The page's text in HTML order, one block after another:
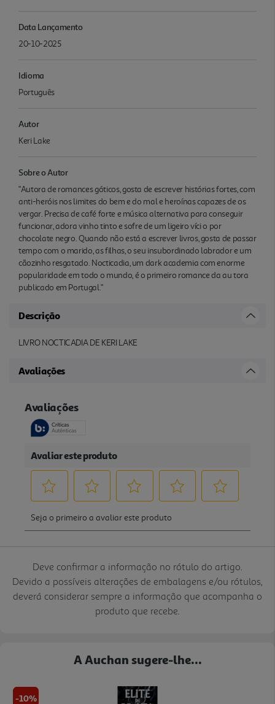
Data Lançamento
20-10-2025
Idioma
Português
Autor
Keri Lake
Sobre o Autor
"Autora de romances góticos, gosta de escrever histórias fortes, com
anti-heróis nos limites do bem e do mal e heroínas capazes de os
vergar. Precisa de café forte e música alternativa para conseguir
funcionar, adora vinho tinto e sofre de um ligeiro víci o por
chocolate negro. Quando não está a escrever livros, gosta de passar
tempo com o marido, as filhas, o seu insubordinado labrador e um
cãozinho resgatado. Nocticadia, um dark academia com enorme
popularidade em todo o mundo, é o primeiro romance da au tora
publicado em Portugal."
Descrição
LIVRO NOCTICADIA DE KERI LAKE
Avaliações
Deve confirmar a informação no rótulo do artigo.
Devido a possíveis alterações de embalagens e/ou rótulos,
deverá considerar sempre a informação que acompanha o
produto que recebe.
A Auchan sugere-lhe...
-10%